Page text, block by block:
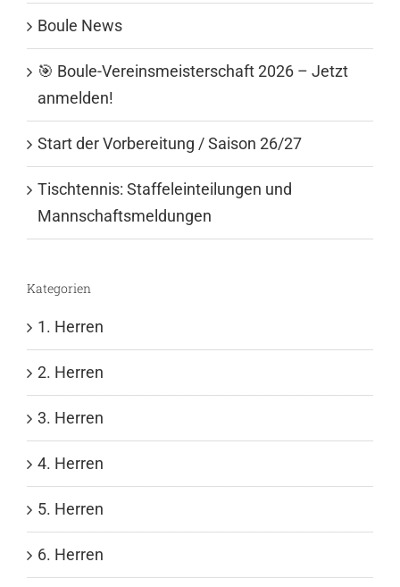
Boule News
🎯 Boule-Vereinsmeisterschaft 2026 – Jetzt
anmelden!
Start der Vorbereitung / Saison 26/27
Tischtennis: Staffeleinteilungen und
Mannschaftsmeldungen
Kategorien
1. Herren
2. Herren
3. Herren
4. Herren
5. Herren
6. Herren